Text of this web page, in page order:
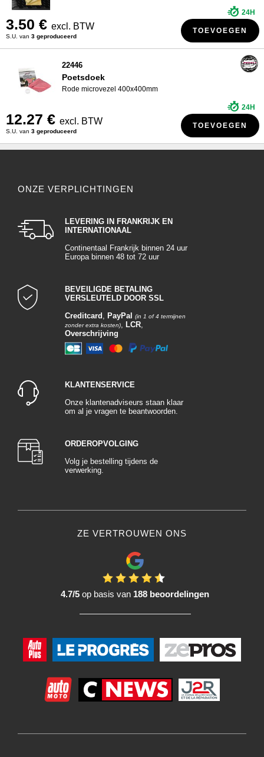
3.50 € excl. BTW
S.U. van 3 geproduceerd
24H
TOEVOEGEN
22446
Poetsdoek
Rode microvezel 400x400mm
12.27 € excl. BTW
S.U. van 3 geproduceerd
24H
TOEVOEGEN
ONZE VERPLICHTINGEN
LEVERING IN FRANKRIJK EN
INTERNATIONAAL
Continentaal Frankrijk binnen 24 uur
Europa binnen 48 tot 72 uur
BEVEILIGDE BETALING
VERSLEUTELD DOOR SSL
Creditcard , PayPal
(in 1 of 4 termijnen
zonder extra kosten), LCR,
Overschrijving
KLANTENSERVICE
Onze klantenadviseurs staan klaar
om al je vragen te beantwoorden.
ORDEROPVOLGING
Volg je bestelling tijdens de
verwerking.
ZE VERTROUWEN ONS
4.7/5 op basis van 188 beoordelingen